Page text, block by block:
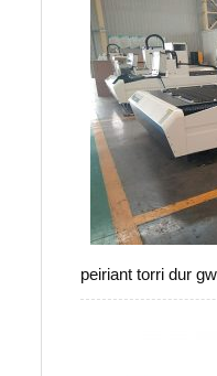
peiriant torri dur